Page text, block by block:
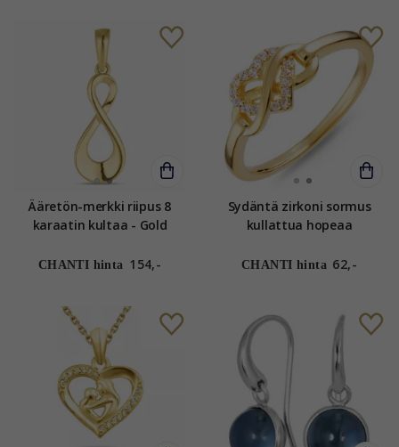
Ääretön-merkki riipus 8
karaatin kultaa - Gold
CHANTI hinta 154,-
Sydäntä zirkoni sormus
kullattua hopeaa
CHANTI hinta 62,-